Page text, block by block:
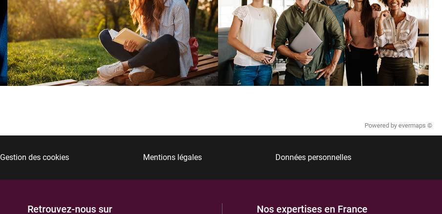
Powered by evermaps ©
Gestion des cookies Mentions légales Données personnelles
Retrouvez-nous sur Nos expertises en France